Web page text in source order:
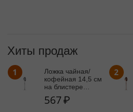
Хиты продаж
1
Ложка чайная/
кофейная 14,5 см
на блистере
(999504)
567₽
2